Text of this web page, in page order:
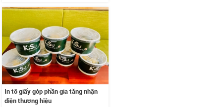
In tô giấy góp phần gia tăng nhận
diện thương hiệu